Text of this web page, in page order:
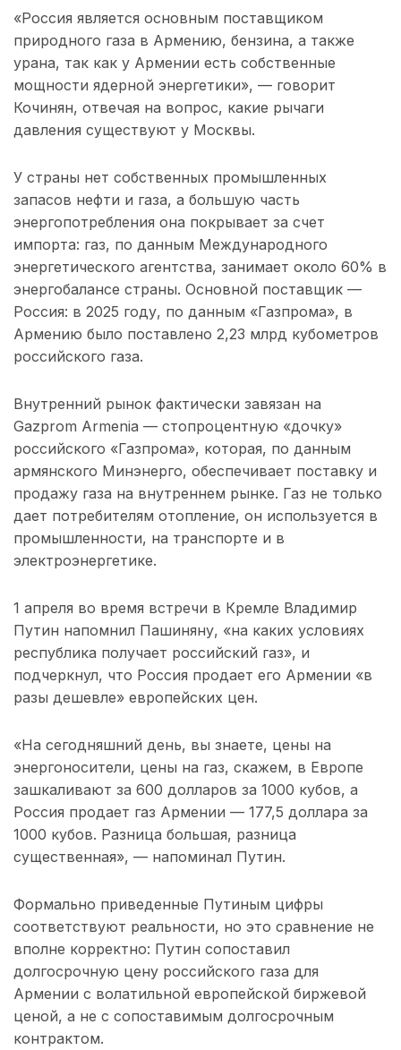
«Россия является основным поставщиком
природного газа в Армению, бензина, а также
урана, так как у Армении есть собственные
мощности ядерной энергетики», — говорит
Кочинян, отвечая на вопрос, какие рычаги
давления существуют у Москвы.
У страны нет собственных промышленных
запасов нефти и газа, а большую часть
энергопотребления она покрывает за счет
импорта: газ, по данным Международного
энергетического агентства, занимает около 60% в
энергобалансе страны. Основной поставщик —
Россия: в 2025 году, по данным «Газпрома», в
Армению было поставлено 2,23 млрд кубометров
российского газа.
Внутренний рынок фактически завязан на
Gazprom Armenia — стопроцентную «дочку»
российского «Газпрома», которая, по данным
армянского Минэнерго, обеспечивает поставку и
продажу газа на внутреннем рынке. Газ не только
дает потребителям отопление, он используется в
промышленности, на транспорте и в
электроэнергетике.
1 апреля во время встречи в Кремле Владимир
Путин напомнил Пашиняну, «на каких условиях
республика получает российский газ», и
подчеркнул, что Россия продает его Армении «в
разы дешевле» европейских цен.
«На сегодняшний день, вы знаете, цены на
энергоносители, цены на газ, скажем, в Европе
зашкаливают за 600 долларов за 1000 кубов, а
Россия продает газ Армении — 177,5 доллара за
1000 кубов. Разница большая, разница
существенная», — напоминал Путин.
Формально приведенные Путиным цифры
соответствуют реальности, но это сравнение не
вполне корректно: Путин сопоставил
долгосрочную цену российского газа для
Армении с волатильной европейской биржевой
ценой, а не с сопоставимым долгосрочным
контрактом.